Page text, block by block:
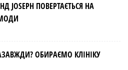
JOSEPH ПОВЕРТАЄТЬСЯ НА
ОБИРАЄМО КЛІНІКУ